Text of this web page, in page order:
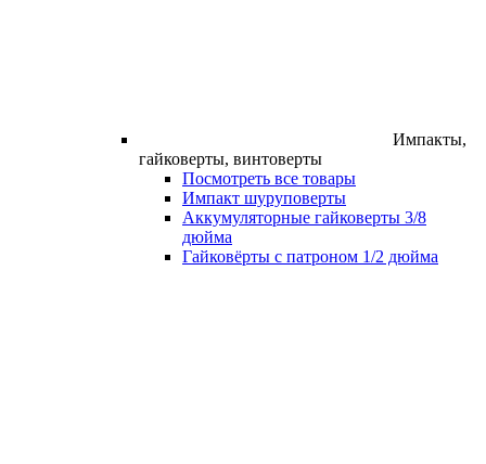
Импакты,
гайковерты, винтоверты
Посмотреть все товары
Импакт шуруповерты
Аккумуляторные гайковерты 3/8
дюйма
Гайковёрты с патроном 1/2 дюйма